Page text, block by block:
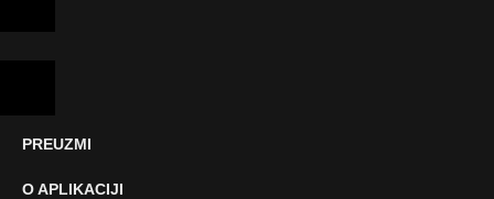
PREUZMI
O APLIKACIJI